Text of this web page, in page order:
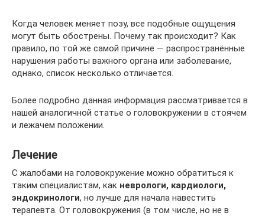
Когда человек меняет позу, все подобные ощущения
могут быть обострены. Почему так происходит? Как
правило, по той же самой причине — распространённые
нарушения работы важного органа или заболевание,
однако, список несколько отличается.
Более подробно данная информация рассматривается в
нашей аналогичной статье о головокружении в стоячем
и лежачем положении.
Лечение
С жалобами на головокружение можно обратиться к
таким специалистам, как неврологи, кардиологи,
эндокринологи, но лучше для начала навестить
терапевта. От головокружения (в том числе, но не в